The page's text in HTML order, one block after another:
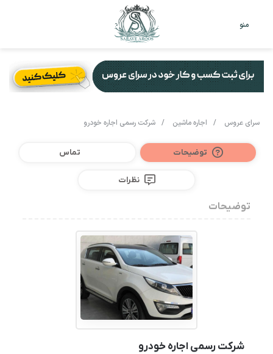
منو
سرای عروس / اجاره ماشین / شرکت رسمی اجاره خودرو
توضیحات تماس
نظرات
توضیحات
شرکت رسمی اجاره خودرو